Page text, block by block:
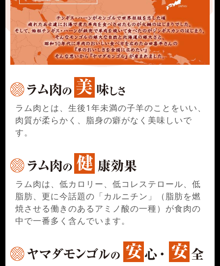
ラム肉とは、生後1年未満の子羊のことをいい、
肉質が柔らかく、脂身の癖がなく美味しいで
す。
ラム肉は、低カロリー、低コレステロール、低
脂肪、更に今話題の「カルニチン」（脂肪を燃
焼させる働きのあるアミノ酸の一種）が食肉の
中で一番多く含んでいます。